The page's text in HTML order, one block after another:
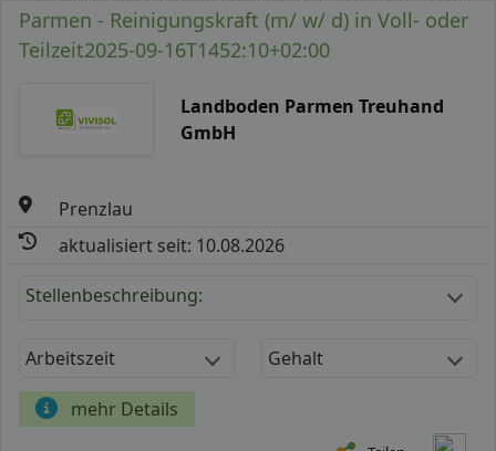
Parmen - Reinigungskraft (m/ w/ d) in Voll- oder
Teilzeit2025-09-16T1452:10+02:00
Landboden Parmen Treuhand
GmbH
Prenzlau
aktualisiert seit: 10.08.2026
Stellenbeschreibung:
Arbeitszeit Gehalt
mehr Details